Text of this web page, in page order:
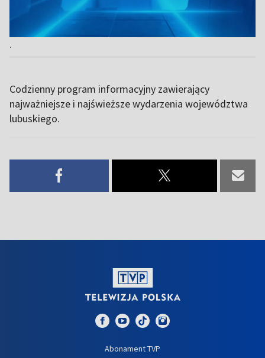
.
Codzienny program informacyjny zawierający
najważniejsze i najświeższe wydarzenia województwa
lubuskiego.
Abonament TVP